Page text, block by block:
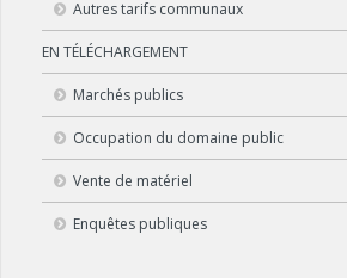
Autres tarifs communaux
EN TÉLÉCHARGEMENT
Marchés publics
Occupation du domaine public
Vente de matériel
Enquêtes publiques